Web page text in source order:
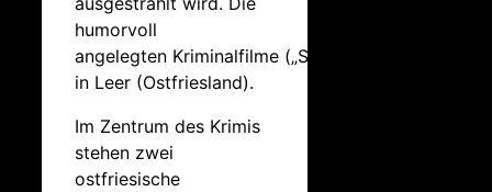
humorvoll
angelegten Kriminalfilme („Schmunzelkrimis“)
in Leer (Ostfriesland).
Im Zentrum des Krimis
stehen zwei
ostfriesische